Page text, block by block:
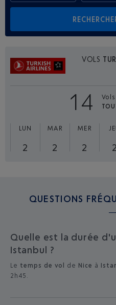
VOLS
14
LUN
2
MAR
2
MER
2 2
QUESTIONS
Quelle est la durée
Istanbul ?
Le temps de vol de Nice à
2h45.